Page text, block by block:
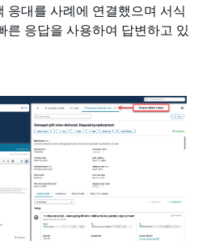
응대를 사례에 연결했으며 서식
른 응답을 사용하여 답변하고 있